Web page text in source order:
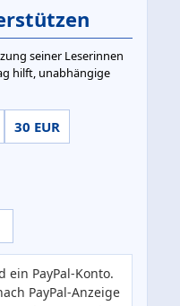
seiner Leserinnen
hilft, unabhängige
30 EUR
PayPal-Konto.
PayPal-Anzeige